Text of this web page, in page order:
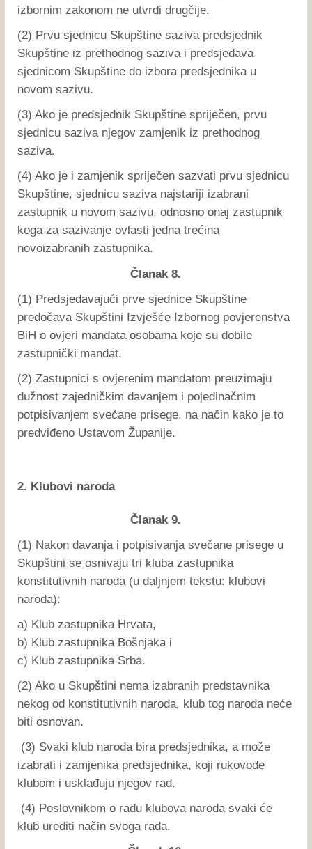
izbornim zakonom ne utvrdi drugčije.
(2) Prvu sjednicu Skupštine saziva predsjednik
Skupštine iz prethodnog saziva i predsjedava
sjednicom Skupštine do izbora predsjednika u
novom sazivu.
(3) Ako je predsjednik Skupštine spriječen, prvu
sjednicu saziva njegov zamjenik iz prethodnog
saziva.
(4) Ako je i zamjenik spriječen sazvati prvu sjednicu
Skupštine, sjednicu saziva najstariji izabrani
zastupnik u novom sazivu, odnosno onaj zastupnik
koga za sazivanje ovlasti jedna trećina
novoizabranih zastupnika.
Članak 8.
(1) Predsjedavajući prve sjednice Skupštine
predočava Skupštini Izvješće Izbornog povjerenstva
BiH o ovjeri mandata osobama koje su dobile
zastupnički mandat.
(2) Zastupnici s ovjerenim mandatom preuzimaju
dužnost zajedničkim davanjem i pojedinačnim
potpisivanjem svečane prisege, na način kako je to
predviđeno Ustavom Županije.
2. Klubovi naroda
Članak 9.
(1) Nakon davanja i potpisivanja svečane prisege u
Skupštini se osnivaju tri kluba zastupnika
konstitutivnih naroda (u daljnjem tekstu: klubovi
naroda):
a) Klub zastupnika Hrvata,
b) Klub zastupnika Bošnjaka i
c) Klub zastupnika Srba.
(2) Ako u Skupštini nema izabranih predstavnika
nekog od konstitutivnih naroda, klub tog naroda neće
biti osnovan.
(3) Svaki klub naroda bira predsjednika, a može
izabrati i zamjenika predsjednika, koji rukovode
klubom i usklađuju njegov rad.
(4) Poslovnikom o radu klubova naroda svaki će
klub urediti način svoga rada.